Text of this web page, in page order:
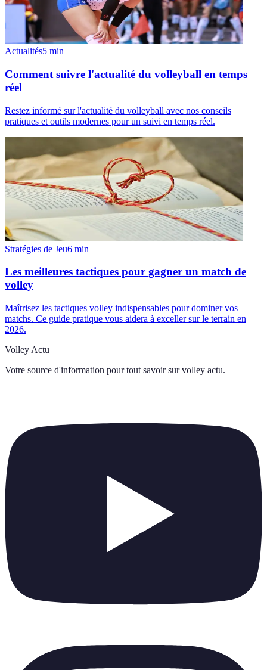
Actualités5 min
Comment suivre l'actualité du volleyball en temps
réel
Restez informé sur l'actualité du volleyball avec nos conseils
pratiques et outils modernes pour un suivi en temps réel.
Stratégies de Jeu6 min
Les meilleures tactiques pour gagner un match de
volley
Maîtrisez les tactiques volley indispensables pour dominer vos
matchs. Ce guide pratique vous aidera à exceller sur le terrain en
2026.
Volley Actu
Votre source d'information pour tout savoir sur volley actu.